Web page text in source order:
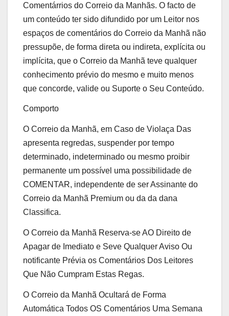
Comentárrios do Correio da Manhãs. O facto de
um conteúdo ter sido difundido por um Leitor nos
espaços de comentários do Correio da Manhã não
pressupõe, de forma direta ou indireta, explícita ou
implícita, que o Correio da Manhã teve qualquer
conhecimento prévio do mesmo e muito menos
que concorde, valide ou Suporte o Seu Conteúdo.
Comporto
O Correio da Manhã, em Caso de Violaça Das
apresenta regredas, suspender por tempo
determinado, indeterminado ou mesmo proibir
permanente um possível uma possibilidade de
COMENTAR, independente de ser Assinante do
Correio da Manhã Premium ou da da dana
Classifica.
O Correio da Manhã Reserva-se AO Direito de
Apagar de Imediato e Seve Qualquer Aviso Ou
notificante Prévia os Comentários Dos Leitores
Que Não Cumpram Estas Regas.
O Correio da Manhã Ocultará de Forma
Automática Todos OS Comentários Uma Semana